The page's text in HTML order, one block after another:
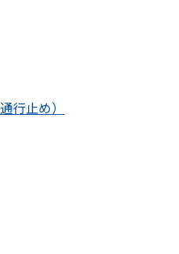
行止め）